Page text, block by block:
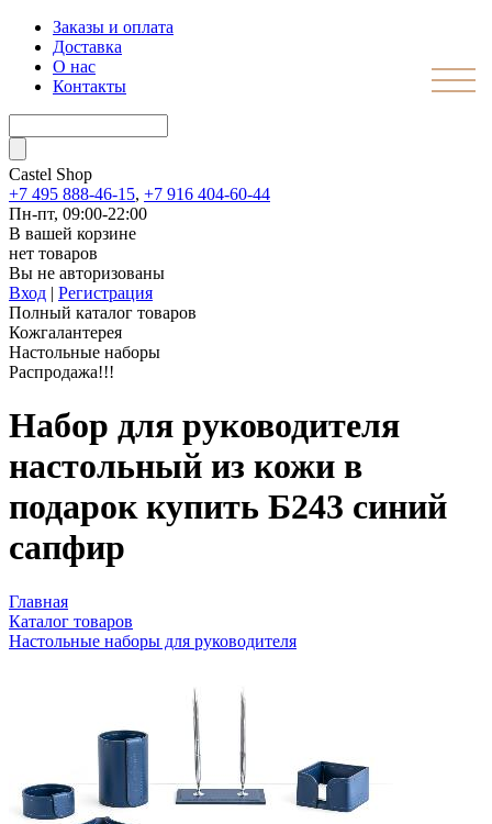
Заказы и оплата
Доставка
О нас
Контакты
Castel Shop
+7 495 888-46-15, +7 916 404-60-44
Пн-пт, 09:00-22:00
В вашей корзине
нет товаров
Вы не авторизованы
Вход | Регистрация
Полный каталог товаров
Кожгалантерея
Настольные наборы
Распродажа!!!
Набор для руководителя
настольный из кожи в
подарок купить Б243 синий
сапфир
Главная
Каталог товаров
Настольные наборы для руководителя